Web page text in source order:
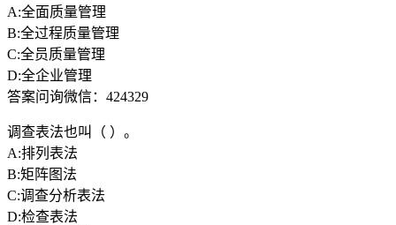
A:全面质量管理
B:全过程质量管理
C:全员质量管理
D:全企业管理
答案问询微信：424329
调查表法也叫（ ）。
A:排列表法
B:矩阵图法
C:调查分析表法
D:检查表法